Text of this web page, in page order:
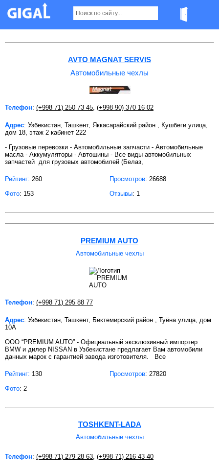
Автомобильные чехлы в Ташкенте
AVTO MAGNAT SERVIS
Автомобильные чехлы
Телефон: (+998 71) 250 73 45 (+998 90) 370 16 02
Адрес: Узбекистан, Ташкент, Яккасарайский район , Кушбеги улица,
дом 18, этаж 2 кабинет 222
- Грузовые перевозки - Автомобильные запчасти - Автомобильные
масла - Аккумуляторы - Автошины - Все виды автомобильных
запчастей для грузовых автомобилей (Белаз,
Рейтинг: 260 Просмотров: 26688
Фото: 153 Отзывы: 1
PREMIUM AUTO
Автомобильные чехлы
Телефон: (+998 71) 295 88 77
Адрес: Узбекистан, Ташкент, Бектемирский район , Туёна улица, дом
10А
OOO “PREMIUM AUTO” - Официальный эксклюзивный импортер
BMW и дилер NISSAN в Узбекистане предлагает Вам автомобили
данных марок с гарантией завода изготовителя. Все
Рейтинг: 130 Просмотров: 27820
Фото: 2
TOSHKENT-LADA
Автомобильные чехлы
Телефон: (+998 71) 279 28 63, (+998 71) 216 43 40